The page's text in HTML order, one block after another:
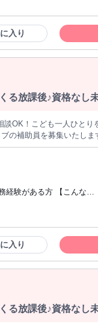
ません。 ご了承ください。
い主婦(夫)さん ☆ブラン
saiyopolicy/
入り
る放課後♪資格なし
OK！こども一人ひとり
の補助員を募集いたし
ごせる 居場所づくり （
ート ●教室の清掃・消
タッフがしっかりサポ
なやりがい を感じられま
ません。 ご了承ください。
る方 【こんな方
い主婦(夫)さん ☆ブラン
saiyopolicy/
入り
る放課後♪資格なし